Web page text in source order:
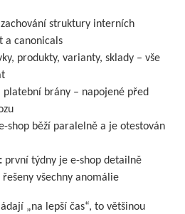
struktury interních
a canonicals
produkty, varianty, sklady – vše
platební brány – napojené před
shop běží paralelně a je otestován
první týdny je e-shop detailně
všechny anomálie
„na lepší čas“, to většinou